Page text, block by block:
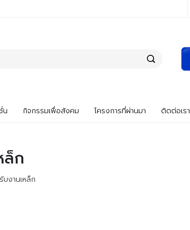
น กิจกรรมเพื่อสังคม โครงการที่ผ่านมา ติดต่อเรา
ล็ก
บงานเหล็ก